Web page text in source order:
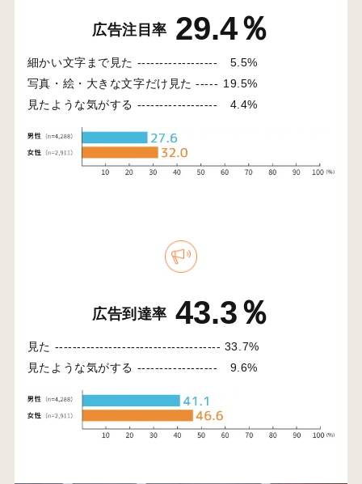
広告注目率 29.4％
細かい文字まで見た ------------------
5.5%
写真・絵・大きな文字だけ見た ----- 19.5%
見たような気がする ------------------
4.4%
広告到達率 43.3％
見た ------------------------------------- 33.7%
見たような気がする ------------------
9.6%